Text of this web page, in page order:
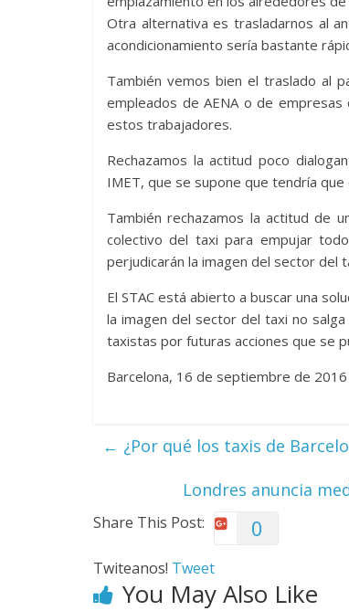
Otra alternativa es trasladarnos al
acondicionamiento sería bastante
También vemos bien el traslado al
empleados de AENA o de
estos trabajadores.
Rechazamos la actitud poco
IMET, que se supone que tendría
También rechazamos la actitud de
colectivo del taxi para empujar
perjudicarán la imagen del sector del
El STAC está abierto a buscar una
la imagen del sector del taxi no
taxistas por futuras acciones que se
Barcelona, 16 de septiembre de 2016
← ¿Por qué los taxis de
Londres anuncia
Share This Post: 0
Twiteanos! Tweet
You May Also Like